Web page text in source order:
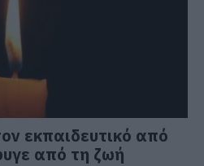
εκπαιδευτικό από
από τη ζωή